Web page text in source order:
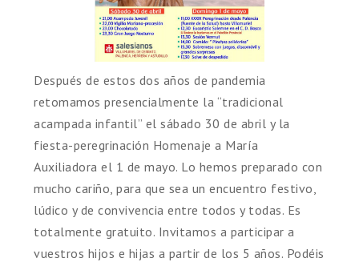
Después de estos dos años de pandemia
retomamos presencialmente la “tradicional
acampada infantil” el sábado 30 de abril y la
fiesta-peregrinación Homenaje a María
Auxiliadora el 1 de mayo. Lo hemos preparado con
mucho cariño, para que sea un encuentro festivo,
lúdico y de convivencia entre todos y todas. Es
totalmente gratuito. Invitamos a participar a
vuestros hijos e hijas a partir de los 5 años. Podéis